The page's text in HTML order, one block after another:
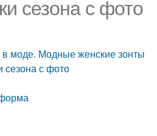
сезона с фото
в моде. Модные женские зонты
сезона с фото